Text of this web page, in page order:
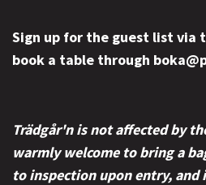
Sign up for the guest list via
book a table through
Trädgår'n is not affected by
warmly welcome to bring a
to inspection upon entry, and